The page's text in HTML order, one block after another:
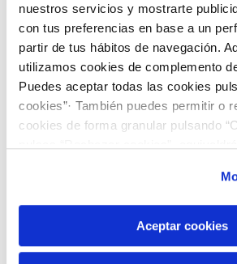
nuestros servicios y mostrarte
con tus preferencias en base a un
partir de tus hábitos de navegación.
utilizamos cookies de complemento
Puedes aceptar todas las cookies
cookies”· También puedes permitir o
cookies de forma granular pulsando
son indispensables para que el sitio
por tanto no se pueden desactivar.
más información en nuestraPolítica
Aceptar cookies
990313 BAControl-10-SL Rango
249,00 €